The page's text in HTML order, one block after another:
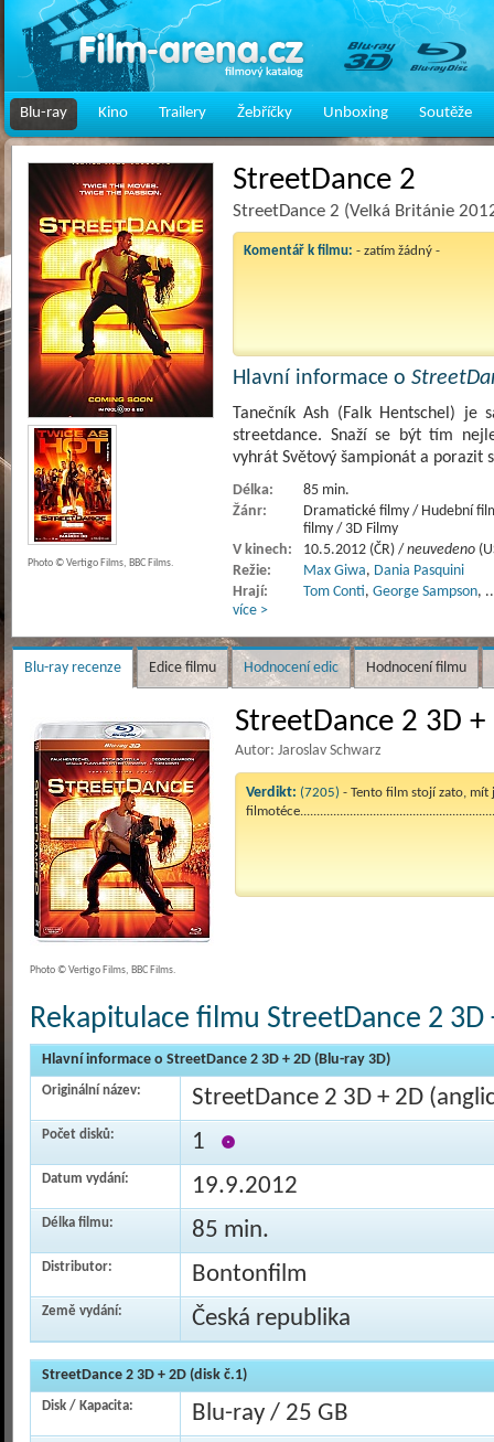
Blu-ray Kino Trailery Žebříčky Unboxing Soutěže
StreetDance 2
StreetDance 2 (Velká Británie
Komentář k filmu: - zatím žádný -
Hlavní informace o
Tanečník Ash (Falk Hentschel)
streetdance. Snaží se být tím
vyhrát Světový šampionát a porazit
Délka:
85 min.
Žánr:
Dramatické filmy / Hudební
filmy / 3D Filmy
V kinech:
10.5.2012 (ČR) / neuvedeno
Režie:
Max Giwa, Dania Pasquini
Hrají:
Tom Conti, George Sampson,
více >
Photo © Vertigo Films, BBC Films.
Blu-ray recenze Edice filmu Hodnocení edic Hodnocení filmu
StreetDance 2 3D
Autor: Jaroslav Schwarz
Verdikt: (7205) - Tento film stojí zato, mít
Photo © Vertigo Films, BBC Films.
Rekapitulace filmu StreetDance 2 3D
Hlavní informace o StreetDance 2 3D + 2D (Blu-ray 3D)
Originální název: StreetDance 2 3D + 2D
Počet disků: 1
Datum vydání: 19.9.2012
Délka filmu: 85 min.
Distributor: Bontonfilm
Země vydání: Česká republika
StreetDance 2 3D + 2D (disk č.1)
Disk / Kapacita: Blu-ray / 25 GB